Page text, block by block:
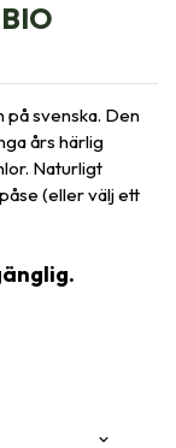
på svenska. Den
års härlig
Naturligt
(eller välj ett